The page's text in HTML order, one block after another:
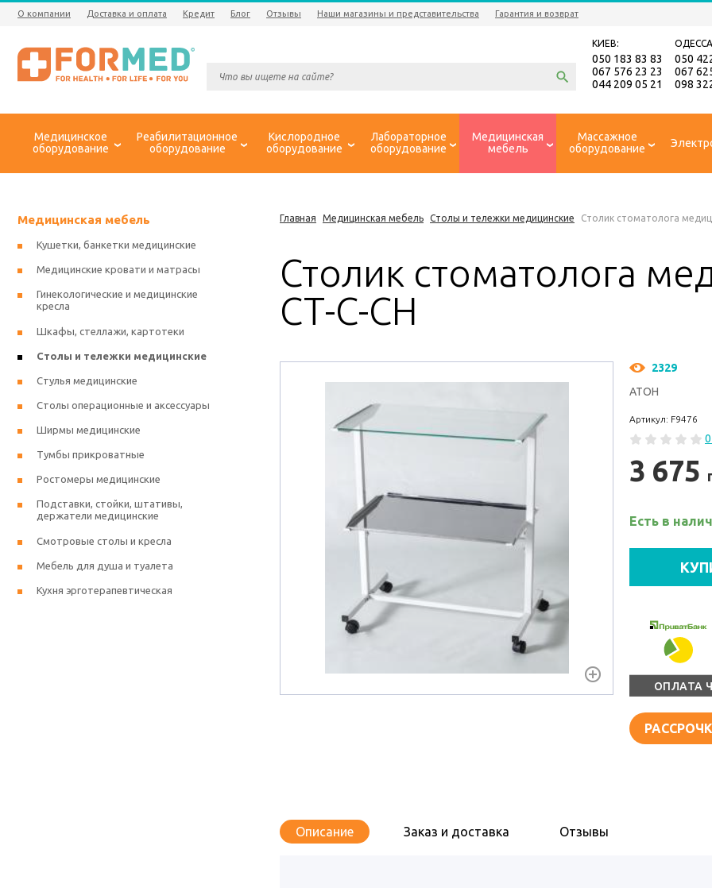
О компании Доставка и оплата Кредит Блог Отзывы Наши магазины и представительства Гарантия и возврат
КИЕВ:
050 183 83 83
067 576 23 23
044 209 05 21
050
067
098
Медицинское
оборудование
Реабилитационное
оборудование
Кислородное
оборудование
Лабораторное
оборудование
Медицинская
мебель
Массажное
оборудование
Главная Медицинская мебель Столы и тележки медицинские Столик стоматолога
Столик стоматолога
СТ-С-СН
2329
АТОН
Артикул: F9476
3 675
Есть в
ОПЛАТА
Описание Заказ и доставка Отзывы
Медицинская мебель
Кушетки, банкетки медицинские
Медицинские кровати и матрасы
Гинекологические и медицинские
кресла
Шкафы, стеллажи, картотеки
Столы и тележки медицинские
Стулья медицинские
Столы операционные и аксессуары
Ширмы медицинские
Тумбы прикроватные
Ростомеры медицинские
Подставки, стойки, штативы,
держатели медицинские
Смотровые столы и кресла
Мебель для душа и туалета
Кухня эрготерапевтическая